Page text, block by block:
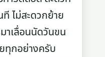
ไม่สะดวกย้าย
าเลื่อนนัดวันขน
ทุกอย่างครับ